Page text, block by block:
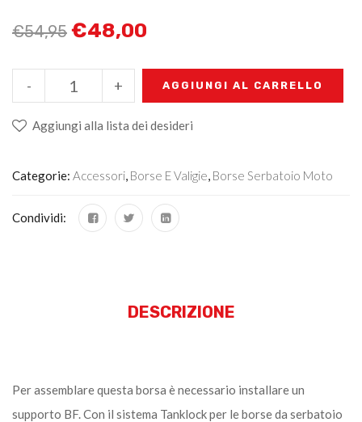
€54,95 €48,00
+
- AGGIUNGI AL CARRELLO
Aggiungi alla lista dei desideri
Categorie: Accessori, Borse E Valigie, Borse Serbatoio Moto
Condividi:
DESCRIZIONE
Per assemblare questa borsa è necessario installare un
supporto BF. Con il sistema Tanklock per le borse da serbatoio